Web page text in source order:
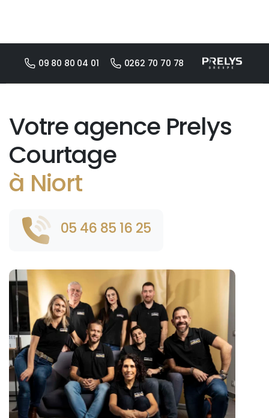
09 80 80 04 01 0262 70 70 78
Votre agence Prelys
Courtage
à Niort
05 46 85 16 25